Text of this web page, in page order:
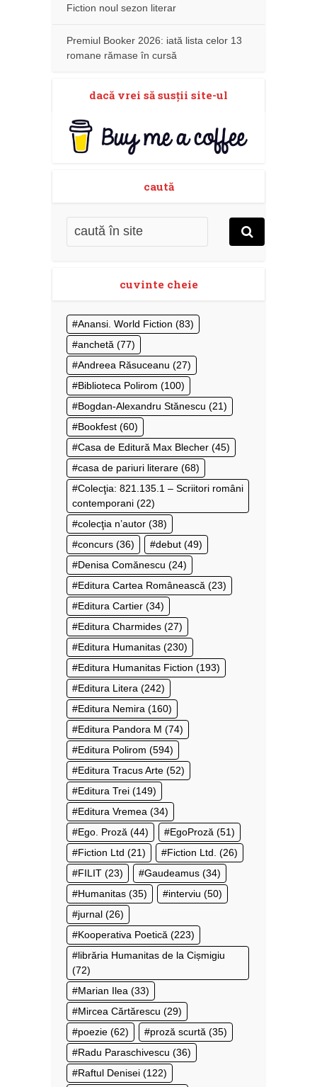
Fiction noul sezon literar
Premiul Booker 2026: iată lista celor 13
romane rămase în cursă
dacă vrei să susţii site-ul
caută
cuvinte cheie
Anansi. World Fiction (83)
anchetă (77)
Andreea Răsuceanu (27)
Biblioteca Polirom (100)
Bogdan-Alexandru Stănescu (21)
Bookfest (60)
Casa de Editură Max Blecher (45)
casa de pariuri literare (68)
Colecţia: 821.135.1 – Scriitori români
contemporani (22)
colecţia n’autor (38)
concurs (36) debut (49)
Denisa Comănescu (24)
Editura Cartea Românească (23)
Editura Cartier (34)
Editura Charmides (27)
Editura Humanitas (230)
Editura Humanitas Fiction (193)
Editura Litera (242)
Editura Nemira (160)
Editura Pandora M (74)
Editura Polirom (594)
Editura Tracus Arte (52)
Editura Trei (149)
Editura Vremea (34)
Ego. Proză (44) EgoProză (51)
Fiction Ltd (21) Fiction Ltd. (26)
FILIT (23) Gaudeamus (34)
Humanitas (35) interviu (50)
jurnal (26)
Kooperativa Poetică (223)
librăria Humanitas de la Cișmigiu
(72)
Marian Ilea (33)
Mircea Cărtărescu (29)
poezie (62) proză scurtă (35)
Radu Paraschivescu (36)
Raftul Denisei (122)